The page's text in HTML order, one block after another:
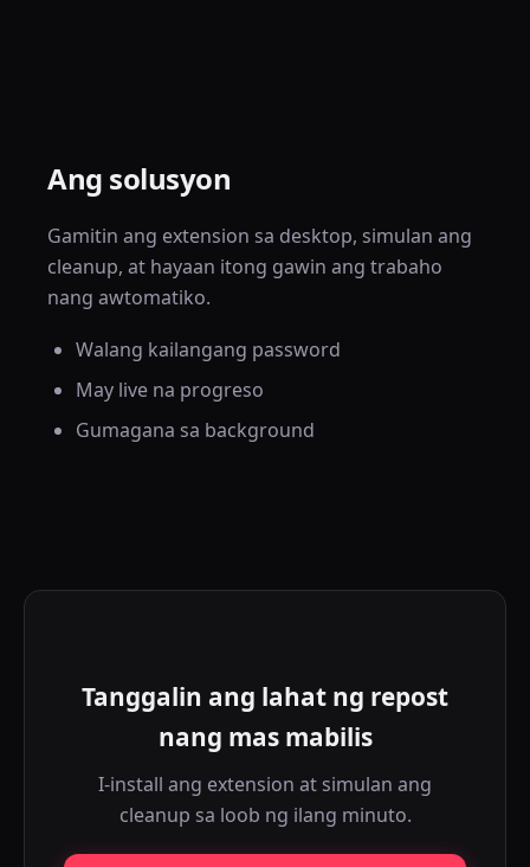
Ang solusyon
Gamitin ang extension sa desktop, simulan ang
cleanup, at hayaan itong gawin ang trabaho
nang awtomatiko.
Walang kailangang password
May live na progreso
Gumagana sa background
Tanggalin ang lahat ng repost
nang mas mabilis
I-install ang extension at simulan ang
cleanup sa loob ng ilang minuto.